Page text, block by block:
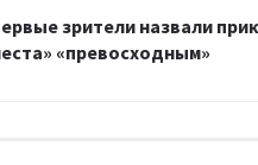
зрители назвали
«превосходным»